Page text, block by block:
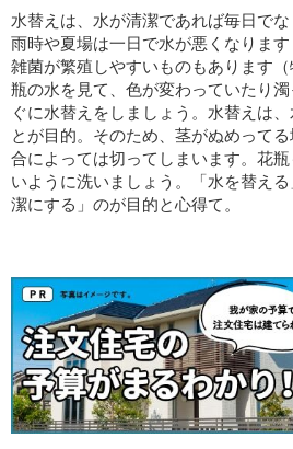
水替えは、水が清潔であれば毎日で
雨時や夏場は一日で水が悪くなりま
雑菌が繁殖しやすいものもあります
瓶の水を見て、色が変わっていたり
ぐに水替えをしましょう。水替えは
とが目的。そのため、茎がぬめって
合によっては切ってしまいます。花
いように洗いましょう。「水を替え
潔にする」のが目的と心得て。